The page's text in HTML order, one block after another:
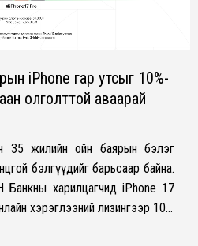
iPhone гар утсыг 10%-
олголттой аваарай
35 жилийн ойн баярын бэлэг
бэлгүүдийг барьсаар байна.
Банкны харилцагчид iPhone 17
хэрэглээний лизингээр 10…